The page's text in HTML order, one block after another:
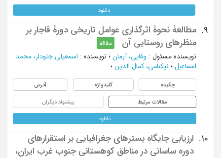
دانلود
9.
مطالعۀ نحوۀ اثرگذاری عوامل تاریخی دورۀ قاجار بر
منظرهای روستایی آن
مقاله
نویسنده مسئول : وفایی، آرمان ؛ نویسنده : اسمعیلی جلودار، محمد
اسماعیل ؛ نیکنامی، کمال الدین ؛
چکیده کلیدواژه آدرس
مقالات مرتبط پیشنهاد دیگران
دانلود
10.
ارزیابی جایگاه بسترهای جغرافیایی بر استقرارهای
دوره ساسانی در مناطق کوهستانی جنوب غرب ایران،